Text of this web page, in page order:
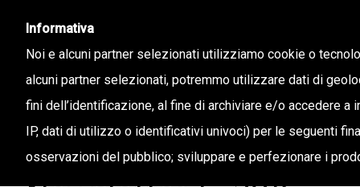
info@confapi.padova.it
CHI
Magazine /
Informativa
Noi e alcuni partner selezionati utilizziamo cookie o
alcuni partner selezionati, potremmo utilizzare dati di
fini dell’identificazione, al fine di archiviare e/o accedere
IP, dati di utilizzo o identificativi univoci) per le seguenti
osservazioni del pubblico; sviluppare e perfezionare i